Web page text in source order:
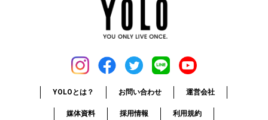
YOLOとは？ お問い合わせ 運営会社
媒体資料 採用情報 利用規約